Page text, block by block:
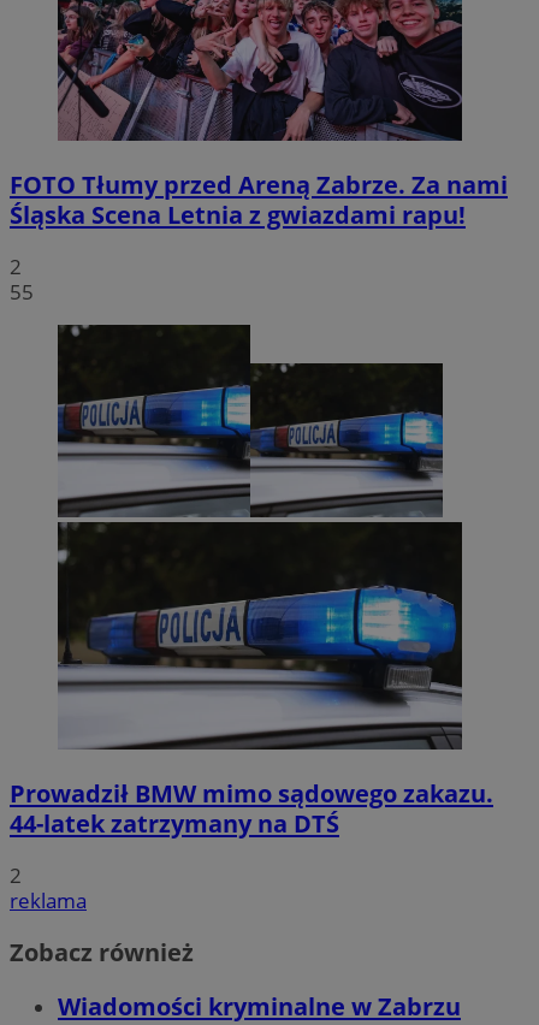
FOTO Tłumy przed Areną Zabrze. Za nami
Śląska Scena Letnia z gwiazdami rapu!
2
55
Prowadził BMW mimo sądowego zakazu.
44-latek zatrzymany na DTŚ
2
reklama
Zobacz również
Wiadomości kryminalne w Zabrzu